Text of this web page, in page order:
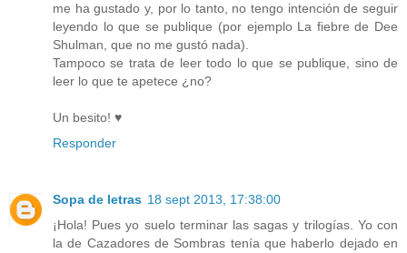
me ha gustado y, por lo tanto, no tengo intención de seguir
leyendo lo que se publique (por ejemplo La fiebre de Dee
Shulman, que no me gustó nada).
Tampoco se trata de leer todo lo que se publique, sino de
leer lo que te apetece ¿no?
Un besito! ♥
Responder
Sopa de letras 18 sept 2013, 17:38:00
¡Hola! Pues yo suelo terminar las sagas y trilogías. Yo con
la de Cazadores de Sombras tenía que haberlo dejado en